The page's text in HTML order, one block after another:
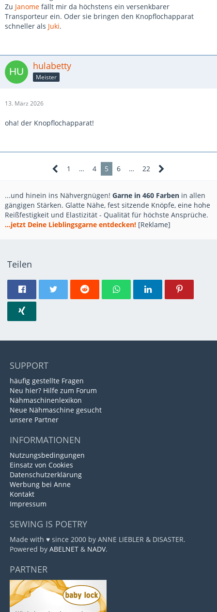
Zu Janome fällt mir da höchstens ein versenkbarer
Transporteur ein. Oder sie bringen den Knopflochapparat
schneller als Juki.
hulabetty
Meister
13. März 2026
oha! der Knopflochapparat!
1 … 4 5 6 … 22
...und hinein ins Nähvergnügen! Garne in 460 Farben in allen
gängigen Stärken. Glatte Nähe, fest sitzende Knöpfe, eine hohe
Reißfestigkeit und Elastizität - Qualität für höchste Ansprüche.
...jetzt Deine Lieblingsgarne entdecken! [Reklame]
Teilen
SUPPORT
häufig gestellte Fragen
Neu hier? Hilfe zum Forum
Nähmaschinenlexikon
Neue Nähmaschine gesucht
unsere Partner
INFORMATIONEN
Nutzungsbedingungen
Einsatz von Cookies
Datenschutzerklärung
Werbung bei Anne
Kontakt
Impressum
SEWING IS POETRY
Made with ♥ since 2000 by ANNE LIEBLER & DISASTER.
Powered by ABELNET & NADV.
PARTNER